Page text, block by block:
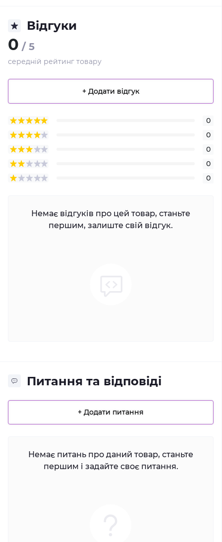
Відгуки
0 / 5
середній рейтинг товару
+ Додати відгук
0
0
0
0
0
Немає відгуків про цей товар, станьте
першим, залиште свій відгук.
Питання та відповіді
+ Додати питання
Немає питань про даний товар, станьте
першим і задайте своє питання.